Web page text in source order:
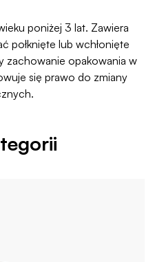
poniżej 3 lat. Zawiera
połknięte lub wchłonięte
zachowanie opakowania w
się prawo do zmiany